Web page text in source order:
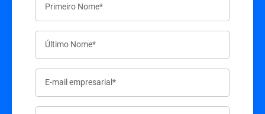
Primeiro Nome*
Último Nome*
E-mail empresarial*